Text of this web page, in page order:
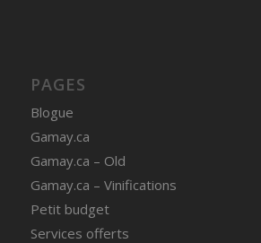
PAGES
Blogue
Gamay.ca
Gamay.ca – Old
Gamay.ca – Vinifications
Petit budget
Services offerts